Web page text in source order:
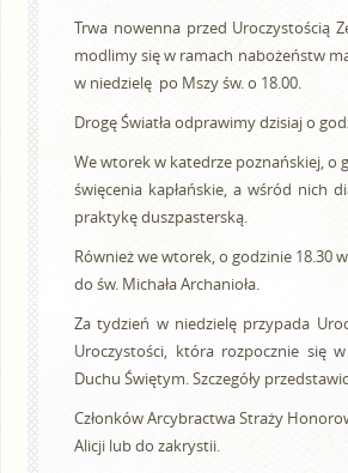
Trwa nowenna przed Uroczystością
modlimy się w ramach nabożeństw
w niedzielę po Mszy św. o 18.00.
Drogę Światła odprawimy dzisiaj o
We wtorek w katedrze poznańskiej, o
święcenia kapłańskie, a wśród nich
praktykę duszpasterską.
Również we wtorek, o godzinie 18.30
do św. Michała Archanioła.
Za tydzień w niedzielę przypada
Uroczystości, która rozpocznie się
Duchu Świętym. Szczegóły
Członków Arcybractwa Straży
Alicji lub do zakrystii.